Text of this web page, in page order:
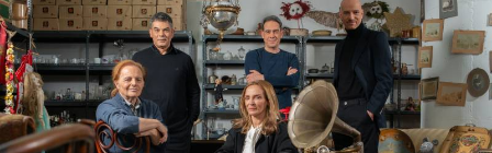
Ειδήσεις
Ελλάδα
Κοινωνία